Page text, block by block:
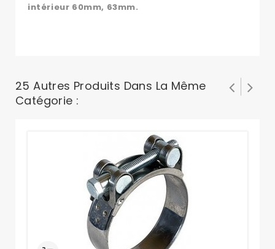
intérieur 60mm, 63mm.
25 Autres Produits Dans La Même
Catégorie :